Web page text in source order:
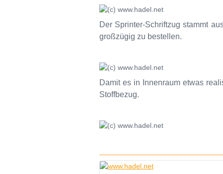
Der Sprinter-Schriftzug stammt
großzügig zu bestellen.
Damit es in Innenraum etwas
Stoffbezug.